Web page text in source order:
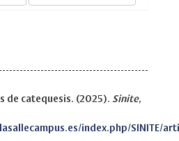
de catequesis. (2025). Sinite,
index.php/SINITE/